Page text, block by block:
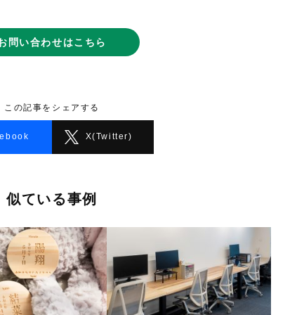
問い合わせはこちら
この記事をシェアする
X(Twitter)
似ている事例